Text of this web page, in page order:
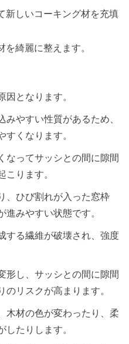
新しいコーキング材を充填
綺麗に整えます。
となります。
やすい性質があるため、
くなります。
なってサッシとの間に隙間
ります。
、ひび割れが入った窓枠
みやすい状態です。
する繊維が破壊され、強度
形し、サッシとの間に隙間
リスクが高まります。
木材の色が変わったり、柔
たりします。